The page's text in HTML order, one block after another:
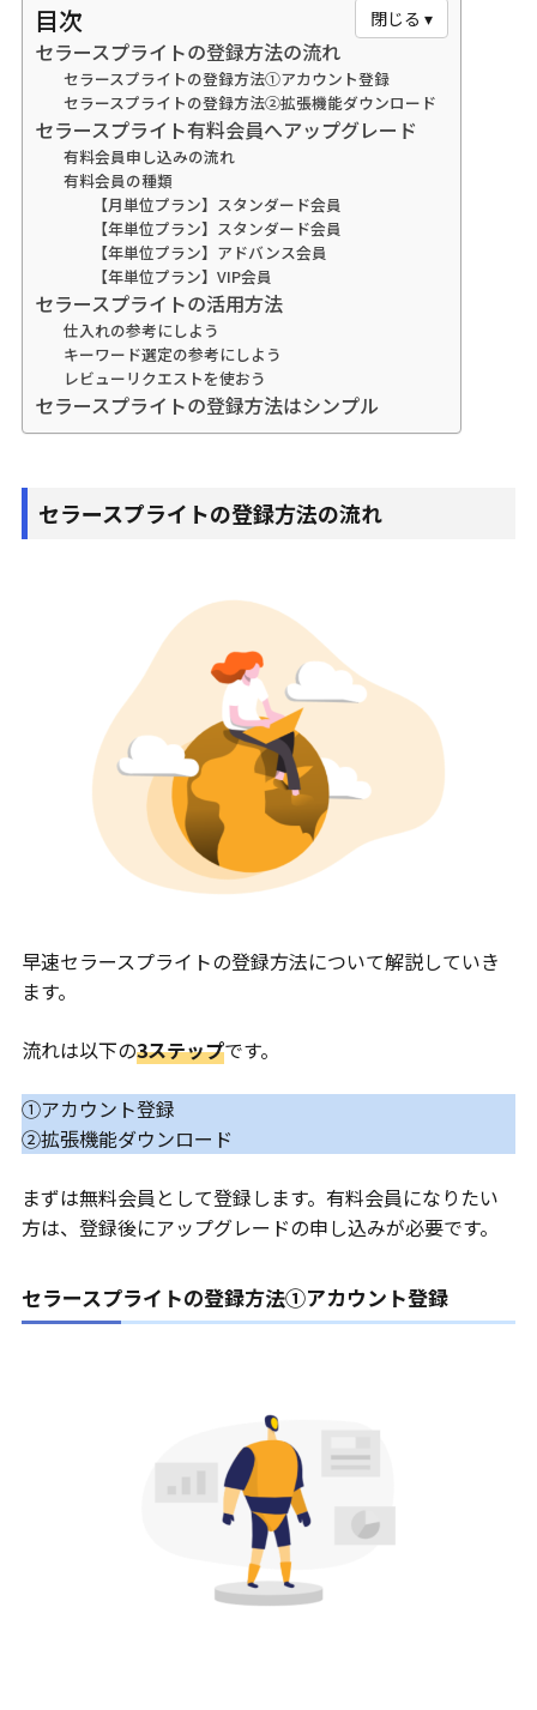
目次 閉じる ▾
セラースプライトの登録方法の流れ
セラースプライトの登録方法①アカウント登録
セラースプライトの登録方法②拡張機能ダウンロード
セラースプライト有料会員へアップグレード
有料会員申し込みの流れ
有料会員の種類
【月単位プラン】スタンダード会員
【年単位プラン】スタンダード会員
【年単位プラン】アドバンス会員
【年単位プラン】VIP会員
セラースプライトの活用方法
仕入れの参考にしよう
キーワード選定の参考にしよう
レビューリクエストを使おう
セラースプライトの登録方法はシンプル
セラースプライトの登録方法の流れ
早速セラースプライトの登録方法について解説していき
ます。
流れは以下の3ステップです。
①アカウント登録
②拡張機能ダウンロード
まずは無料会員として登録します。有料会員になりたい
方は、登録後にアップグレードの申し込みが必要です。
セラースプライトの登録方法①アカウント登録